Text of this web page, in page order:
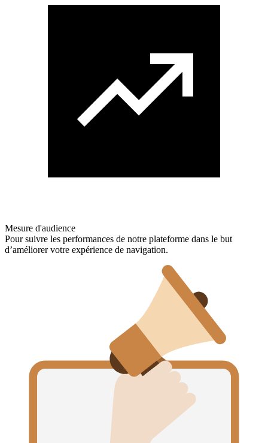
Mesure d'audience
Pour suivre les performances de notre plateforme dans le but
d’améliorer votre expérience de navigation.